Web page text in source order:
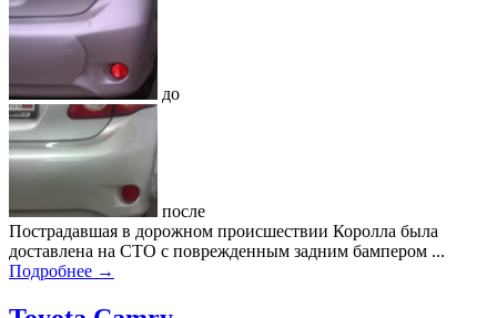
до
после
Пострадавшая в дорожном происшествии Королла была
доставлена на СТО с поврежденным задним бампером ...
Подробнее →